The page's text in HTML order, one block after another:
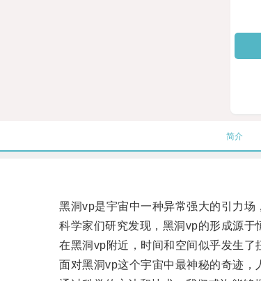
简介
黑洞vp是宇宙中一种异常强大的引力场
科学家们研究发现，黑洞vp的形成源于
在黑洞vp附近，时间和空间似乎发生了
面对黑洞vp这个宇宙中最神秘的奇迹，